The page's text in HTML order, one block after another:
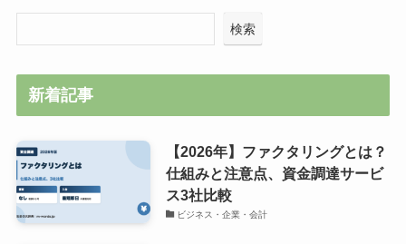
検索
新着記事
【2026年】ファクタリングとは？
仕組みと注意点、資金調達サービ
ス3社比較
ビジネス・企業・会計